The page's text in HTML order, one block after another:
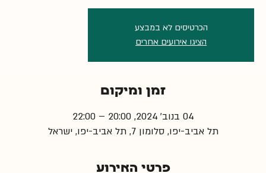
הכרטיסים לא במבצע
הציגו אירועים אחרים
זמן ומיקום
04 בנוב׳ 2024, 20:00 – 22:00
תל אביב-יפו, סלומון 7, תל אביב-יפו, ישראל
פרטי האירוע